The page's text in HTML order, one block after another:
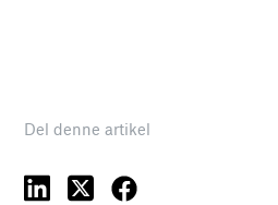
Del denne artikel